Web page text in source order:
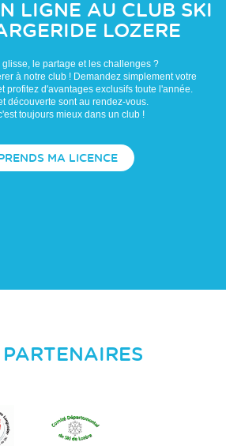
LIGNE AU CLUB SKI
LOZERE
glisse, le partage et les challenges ?
à notre club ! Demandez simplement votre
profitez d'avantages exclusifs toute l'année.
découverte sont au rendez-vous.
toujours mieux dans un club !
MA LICENCE
PARTENAIRES